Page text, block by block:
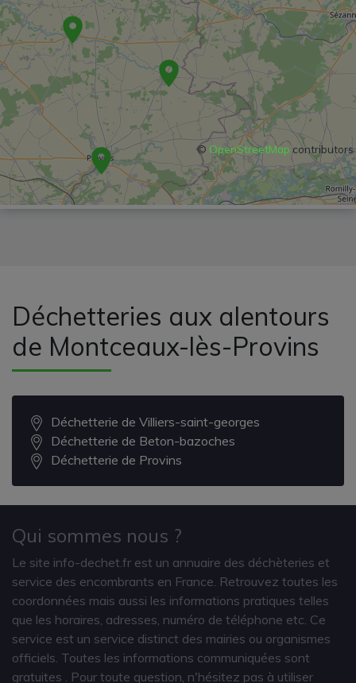
© OpenStreetMap contributors
Déchetteries aux alentours
de Montceaux-lès-Provins
Déchetterie de Villiers-saint-georges
Déchetterie de Beton-bazoches
Déchetterie de Provins
Qui sommes nous ?
Le site info-dechet.fr est un annuaire des déchèteries et
service des encombrants en France. Retrouvez toutes les
coordonnées mais aussi les informations pratiques telles
que les horaires, adresses, numéro de téléphone etc. Ce
service est un service distinct des mairies ou organismes
officiels. Toutes les informations communiquées sont
gratuites
. Pour toute question, n'hésitez pas à utiliser